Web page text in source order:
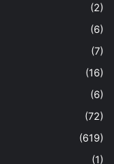
(2)
(6)
(7)
(16)
(6)
(72)
(619)
(1)